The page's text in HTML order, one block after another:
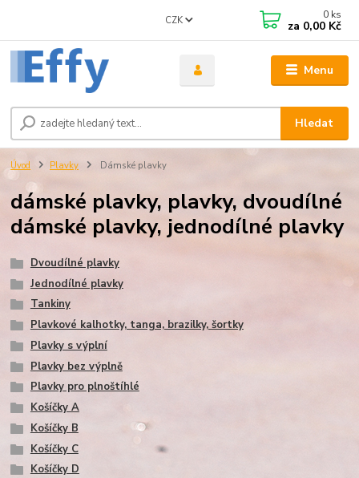
Menu
CZK
Hledat
0 ks
za 0,00 Kč
Úvod Plavky Dámské plavky
dámské plavky, plavky, dvoudílné
dámské plavky, jednodílné plavky
Dvoudílné plavky
Jednodílné plavky
Tankiny
Plavkové kalhotky, tanga, brazilky, šortky
Plavky s výplní
Plavky bez výplně
Plavky pro plnoštíhlé
Košíčky A
Košíčky B
Košíčky C
Košíčky D